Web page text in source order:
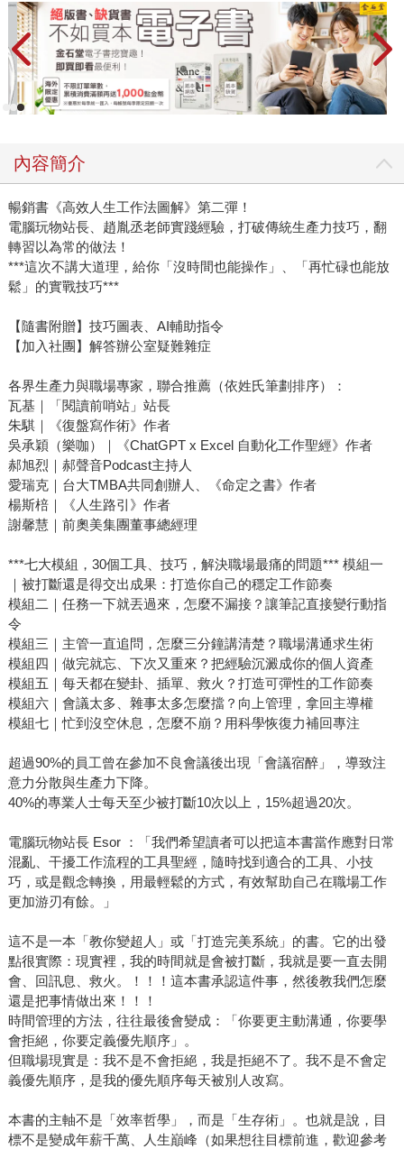
內容簡介
暢銷書《高效人生工作法圖解》第二彈！
電腦玩物站長、趙胤丞老師實踐經驗，打破傳統生產力技巧，翻
轉習以為常的做法！
***這次不講大道理，給你「沒時間也能操作」、「再忙碌也能放
鬆」的實戰技巧***
【隨書附贈】技巧圖表、AI輔助指令
【加入社團】解答辦公室疑難雜症
各界生產力與職場專家，聯合推薦（依姓氏筆劃排序）：
瓦基｜「閱讀前哨站」站長
朱騏｜《復盤寫作術》作者
吳承穎（樂咖）｜《ChatGPT x Excel 自動化工作聖經》作者
郝旭烈｜郝聲音Podcast主持人
愛瑞克｜台大TMBA共同創辦人、《命定之書》作者
楊斯棓｜《人生路引》作者
謝馨慧｜前奧美集團董事總經理
***七大模組，30個工具、技巧，解決職場最痛的問題*** 模組一
｜被打斷還是得交出成果：打造你自己的穩定工作節奏
模組二｜任務一下就丟過來，怎麼不漏接？讓筆記直接變行動指
令
模組三｜主管一直追問，怎麼三分鐘講清楚？職場溝通求生術
模組四｜做完就忘、下次又重來？把經驗沉澱成你的個人資產
模組五｜每天都在變卦、插單、救火？打造可彈性的工作節奏
模組六｜會議太多、雜事太多怎麼擋？向上管理，拿回主導權
模組七｜忙到沒空休息，怎麼不崩？用科學恢復力補回專注
超過90%的員工曾在參加不良會議後出現「會議宿醉」，導致注
意力分散與生產力下降。
40%的專業人士每天至少被打斷10次以上，15%超過20次。
電腦玩物站長 Esor ：「我們希望讀者可以把這本書當作應對日常
混亂、干擾工作流程的工具聖經，隨時找到適合的工具、小技
巧，或是觀念轉換，用最輕鬆的方式，有效幫助自己在職場工作
更加游刃有餘。」
這不是一本「教你變超人」或「打造完美系統」的書。它的出發
點很實際：現實裡，我的時間就是會被打斷，我就是要一直去開
會、回訊息、救火。！！！這本書承認這件事，然後教我們怎麼
還是把事情做出來！！！
時間管理的方法，往往最後會變成：「你要更主動溝通，你要學
會拒絕，你要定義優先順序」。
但職場現實是：我不是不會拒絕，我是拒絕不了。我不是不會定
義優先順序，是我的優先順序每天被別人改寫。
本書的主軸不是「效率哲學」，而是「生存術」。也就是說，目
標不是變成年薪千萬、人生巔峰（如果想往目標前進，歡迎參考